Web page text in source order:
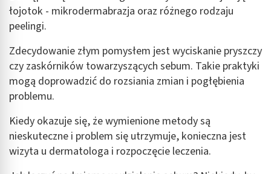
łojotok - mikrodermabrazja oraz różnego rodzaju
peelingi.
Zdecydowanie złym pomysłem jest wyciskanie pryszczy
czy zaskórników towarzyszących sebum. Takie praktyki
mogą doprowadzić do rozsiania zmian i pogłębienia
problemu.
Kiedy okazuje się, że wymienione metody są
nieskuteczne i problem się utrzymuje, konieczna jest
wizyta u dermatologa i rozpoczęcie leczenia.
Rozwój i ulepszanie usług
Wykorzystywanie ograniczonych danych do
Funkcje specjalne IAB:
Użycie dokładnych danych geolokalizacyjnych
Identyfikowanie urządzeń na podstawie
Cele przetwarzania inne niż IAB:
Niezbędne